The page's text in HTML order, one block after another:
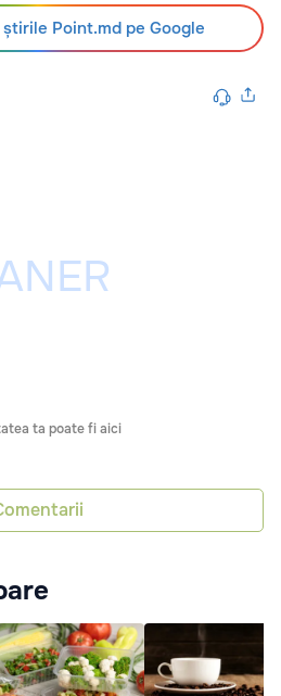
Point.md pe Google
ta poate fi aici